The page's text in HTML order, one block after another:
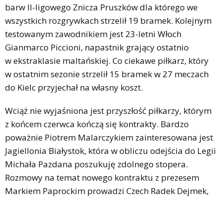
barw II-ligowego Znicza Pruszków dla którego we
wszystkich rozgrywkach strzelił 19 bramek. Kolejnym
testowanym zawodnikiem jest 23-letni Włoch
Gianmarco Piccioni, napastnik grający ostatnio
w ekstraklasie maltańskiej. Co ciekawe piłkarz, który
w ostatnim sezonie strzelił 15 bramek w 27 meczach
do Kielc przyjechał na własny koszt.
Wciąż nie wyjaśniona jest przyszłość piłkarzy, którym
z końcem czerwca kończą się kontrakty. Bardzo
poważnie Piotrem Malarczykiem zainteresowana jest
Jagiellonia Białystok, która w obliczu odejścia do Legii
Michała Pazdana poszukuję zdolnego stopera.
Rozmowy na temat nowego kontraktu z prezesem
Markiem Paprockim prowadzi Czech Radek Dejmek,